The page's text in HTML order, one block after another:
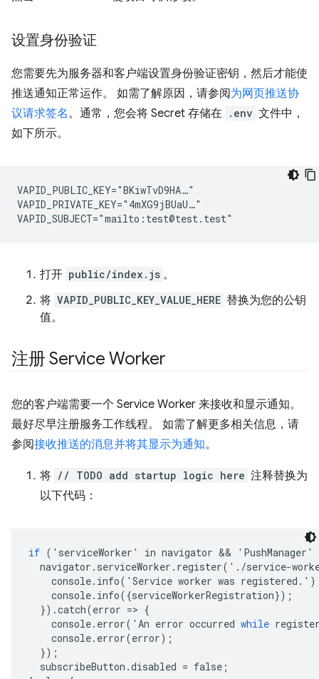
设置身份验证
您需要先为服务器和客户端设置身份验证密钥，然后才能使
推送通知正常运作。 如需了解原因，请参阅为网页推送协
议请求签名。通常，您会将 Secret 存储在 .env 文件中，
如下所示。
VAPID_PUBLIC_KEY="BKiwTvD9HA…"
VAPID_PRIVATE_KEY="4mXG9jBUaU…"
打开 public/index.js 。
将 VAPID_PUBLIC_KEY_VALUE_HERE 替换为您的公钥
值。
注册 Service Worker
您的客户端需要一个 Service Worker 来接收和显示通知。
最好尽早注册服务工作线程。 如需了解更多相关信息，请
参阅接收推送的消息并将其显示为通知。
将 // TODO add startup logic here 注释替换为
以下代码：
if (' serviceWorker ' in navigator && ' PushManager '
navigator . serviceWorker . register('. /service-
console. info(' Service worker was registered
console. info({serviceWorkerRegistration});
}).catch(error => {
console. error(' An error occurred while
console. error(error);
});
subscribeButton .disabled = false ;